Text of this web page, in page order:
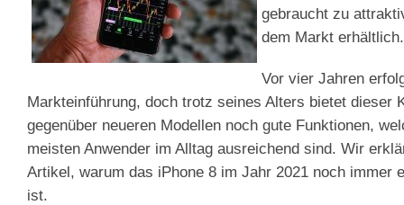
gebraucht zu
dem Markt erhältlich.
Vor vier Jahren
Markteinführung, doch trotz seines Alters bietet dieser
gegenüber neueren Modellen noch gute Funktionen,
meisten Anwender im Alltag ausreichend sind. Wir
Artikel, warum das iPhone 8 im Jahr 2021 noch immer
ist.